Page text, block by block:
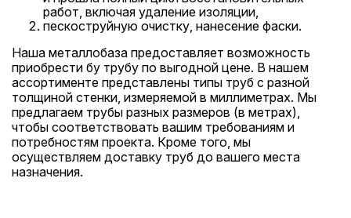
работ, включая удаление изоляции,
пескоструйную очистку, нанесение фаски.
Наша металлобаза предоставляет возможность
приобрести бу трубу по выгодной цене. В нашем
ассортименте представлены типы труб с разной
толщиной стенки, измеряемой в миллиметрах. Мы
предлагаем трубы разных размеров (в метрах),
чтобы соответствовать вашим требованиям и
потребностям проекта. Кроме того, мы
осуществляем доставку труб до вашего места
назначения.